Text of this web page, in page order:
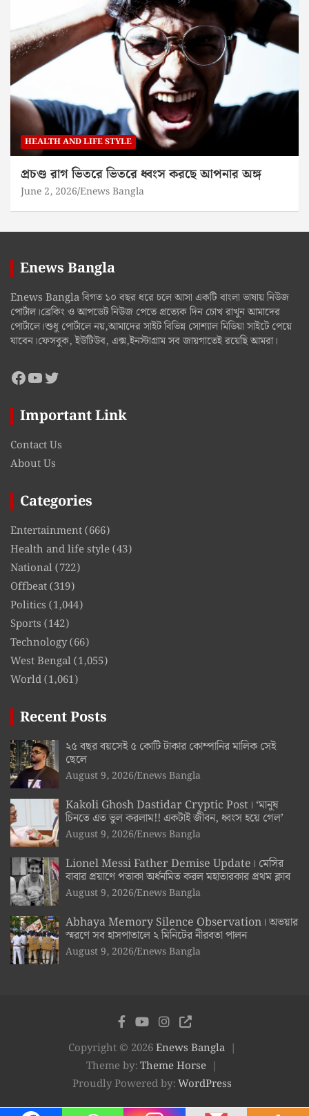
HEALTH AND LIFE STYLE
প্রচণ্ড রাগ ভিতরে ভিতরে ধ্বংস করছে আপনার অঙ্গ
June 2, 2026 Enews Bangla
Enews Bangla
Enews Bangla বিগত ১০ বছর ধরে চলে আসা একটি বাংলা ভাষায় নিউজ
পোর্টাল।ব্রেকিং ও আপডেট নিউজ পেতে প্রত্যেক দিন চোখ রাখুন আমাদের
পোর্টালে।শুধু পোর্টালে নয়,আমাদের সাইট বিভিন্ন সোশ্যাল মিডিয়া সাইটে পেয়ে
যাবেন।ফেসবুক, ইউটিউব, এক্স,ইনস্টাগ্রাম সব জায়গাতেই রয়েছি আমরা।
Facebook
YouTube
Twitter
Important Link
Contact Us
About Us
Categories
Entertainment(666)
Health and life style(43)
National(722)
Offbeat(319)
Politics (1,044)
Sports (142)
Technology(66)
West Bengal(1,055)
World(1,061)
Recent Posts
২৫ বছর বয়সেই ৫ কোটি টাকার কোম্পানির মালিক সেই
ছেলে
August 9, 2026 Enews Bangla
Kakoli Ghosh Dastidar Cryptic Post। ‘মানুষ
চিনতে এত ভুল করলাম!! একটাই জীবন, ধ্বংস হয়ে গেল’
August 9, 2026 Enews Bangla
Lionel Messi Father Demise Update। মেসির
বাবার প্রয়াণে পতাকা অর্ধনমিত করল মহাতারকার প্রথম ক্লাব
August 9, 2026 Enews Bangla
Abhaya Memory Silence Observation। অভয়ার
স্মরণে সব হাসপাতালে ২ মিনিটের নীরবতা পালন
August 9, 2026 Enews Bangla
Copyright © 2026Enews Bangla
Theme by:Theme Horse
Proudly Powered by:WordPress